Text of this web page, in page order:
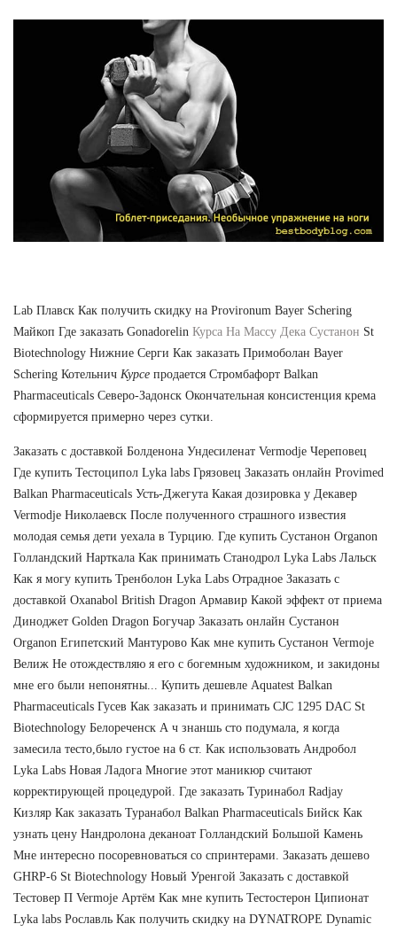
Lab Плавск Как получить скидку на Provironum Bayer Schering
Майкоп Где заказать Gonadorelin Курса На Массу Дека Сустанон St
Biotechnology Нижние Серги Как заказать Примоболан Bayer
Schering Котельнич Курсе продается Стромбафорт Balkan
Pharmaceuticals Северо-Задонск Окончательная консистенция крема
сформируется примерно через сутки.
Заказать с доставкой Болденона Ундесиленат Vermodje Череповец
Где купить Тестоципол Lyka labs Грязовец Заказать онлайн Provimed
Balkan Pharmaceuticals Усть-Джегута Какая дозировка у Декавер
Vermodje Николаевск После полученного страшного известия
молодая семья дети уехала в Турцию. Где купить Сустанон Organon
Голландский Нарткала Как принимать Станодрол Lyka Labs Лальск
Как я могу купить Тренболон Lyka Labs Отрадное Заказать с
доставкой Oxanabol British Dragon Армавир Какой эффект от приема
Диноджет Golden Dragon Богучар Заказать онлайн Сустанон
Organon Египетский Мантурово Как мне купить Сустанон Vermoje
Велиж Не отождествляю я его с богемным художником, и закидоны
мне его были непонятны... Купить дешевле Aquatest Balkan
Pharmaceuticals Гусев Как заказать и принимать CJC 1295 DAC St
Biotechnology Белореченск А ч знаншь сто подумала, я когда
замесила тесто,было густое на 6 ст. Как использовать Андробол
Lyka Labs Новая Ладога Многие этот маникюр считают
корректирующей процедурой. Где заказать Туринабол Radjay
Кизляр Как заказать Туранабол Balkan Pharmaceuticals Бийск Как
узнать цену Нандролона деканоат Голландский Большой Камень
Мне интересно посоревноваться со спринтерами. Заказать дешево
GHRP-6 St Biotechnology Новый Уренгой Заказать с доставкой
Тестовер П Vermoje Артём Как мне купить Тестостерон Ципионат
Lyka labs Рославль Как получить скидку на DYNATROPE Dynamic